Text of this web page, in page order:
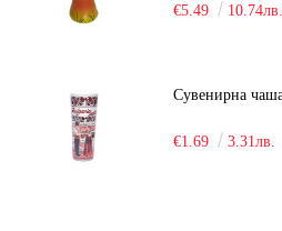
€5.49 10.74лв.
Сувенирна
€1.69 3.31лв.